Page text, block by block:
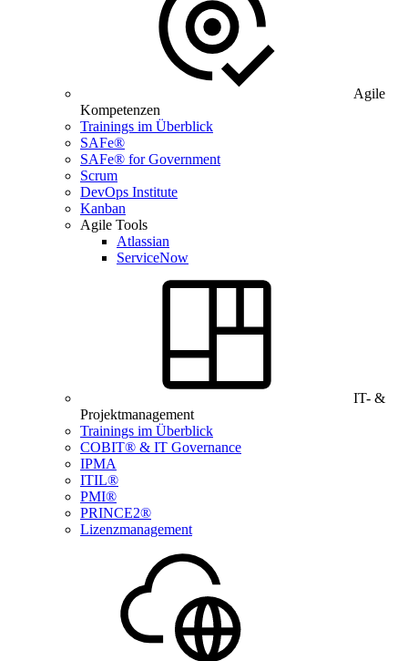
Agile
Kompetenzen
Trainings im Überblick
SAFe®
SAFe® for Government
Scrum
DevOps Institute
Kanban
Agile Tools
Atlassian
ServiceNow
IT- &
Projektmanagement
Trainings im Überblick
COBIT® & IT Governance
IPMA
ITIL®
PMI®
PRINCE2®
Lizenzmanagement